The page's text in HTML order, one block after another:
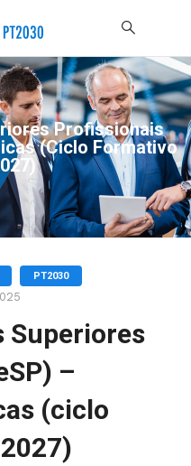
Profissionais
(ciclo Formativo
PT2030
Superiores
–
(ciclo